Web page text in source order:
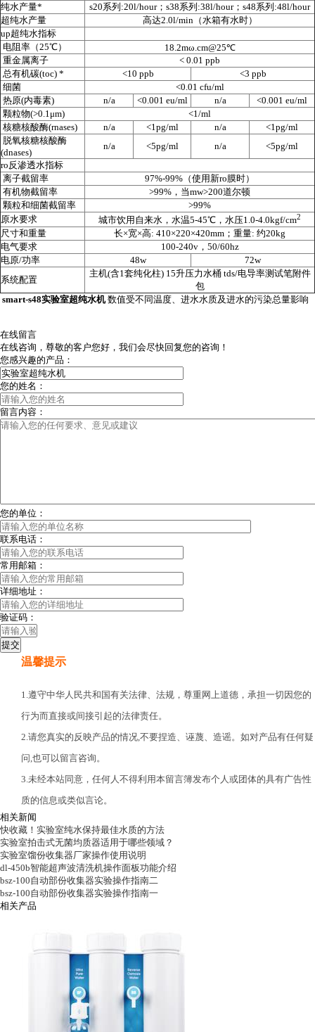
纯水产量* s20系列 :20l/hour； s38系列 :38l/hour； s48系列 :48l/hour
超纯水产量
高达2.0l/min（水箱有水时）
up超纯水指标
电阻率（25℃）
18.2mω.cm@25℃
重金属离子
< 0.01 ppb
总有机碳(toc) * <10 ppb
<3 ppb
细菌
<0.01 cfu/ml
热原(内毒素) n/a <0.001 eu/ml n/a
<0.001 eu/ml
颗粒物(>0.1μm)
<1/ml
核糖核酸酶(rnases) n/a <1pg/ml n/a
<1pg/ml
脱氧核糖核酸酶
(dnases)
n/a <5pg/ml n/a
<5pg/ml
ro反渗透水指标
离子截留率
97%-99% （使用新ro膜时）
有机物截留率
>99% ，当mw>200道尔顿
颗粒和细菌截留率
>99%
原水要求
城市饮用自来水，水温5-45℃ ，水压1.0-4.0kgf/cm2
尺寸和重量 长×宽×高: 410×220×420mm ；重量: 约20kg
电气要求
100-240v， 50/60hz
电原/功率 48w
72w
系统配置
主机(含1套纯化柱) 15升压力水桶tds/电导率测试笔附件
包
smart-s48实验室超纯水机数值受不同温度、进水水质及进水的污染总量影响
在线留言
在线咨询，尊敬的客户您好，我们会尽快回复您的咨询！
您感兴趣的产品：
您的姓名：
留言内容：
您的单位：
联系电话：
常用邮箱：
详细地址：
验证码：
温馨提示
1.遵守中华人民共和国有关法律、法规，尊重网上道德，承担一切因您的
行为而直接或间接引起的法律责任。
2.请您真实的反映产品的情况,不要捏造、诬蔑、造谣。如对产品有任何疑
问,也可以留言咨询。
3.未经本站同意，任何人不得利用本留言簿发布个人或团体的具有广告性
质的信息或类似言论。
相关新闻
快收藏！实验室纯水保持最佳水质的方法
实验室拍击式无菌均质器适用于哪些领域？
实验室馏份收集器厂家操作使用说明
dl-450b智能超声波清洗机操作面板功能介绍
bsz-100自动部份收集器实验操作指南二
bsz-100自动部份收集器实验操作指南一
相关产品